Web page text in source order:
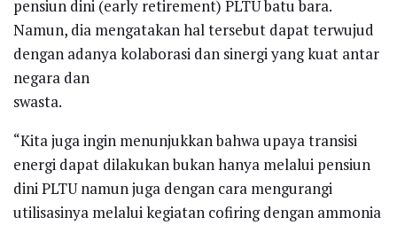
pensiun dini (early retirement) PLTU batu bara.
Namun, dia mengatakan hal tersebut dapat terwujud
dengan adanya kolaborasi dan sinergi yang kuat antar
negara dan
swasta.
“Kita juga ingin menunjukkan bahwa upaya transisi
energi dapat dilakukan bukan hanya melalui pensiun
dini PLTU namun juga dengan cara mengurangi
utilisasinya melalui kegiatan cofiring dengan ammonia